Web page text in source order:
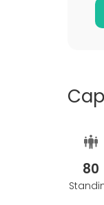
–
80